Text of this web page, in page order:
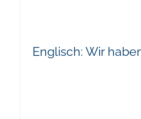
Englisch: Wir